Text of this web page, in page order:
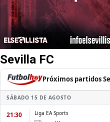
Sevilla FC